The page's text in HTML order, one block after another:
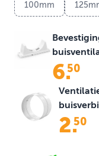
100mm
6.
50
2.
50